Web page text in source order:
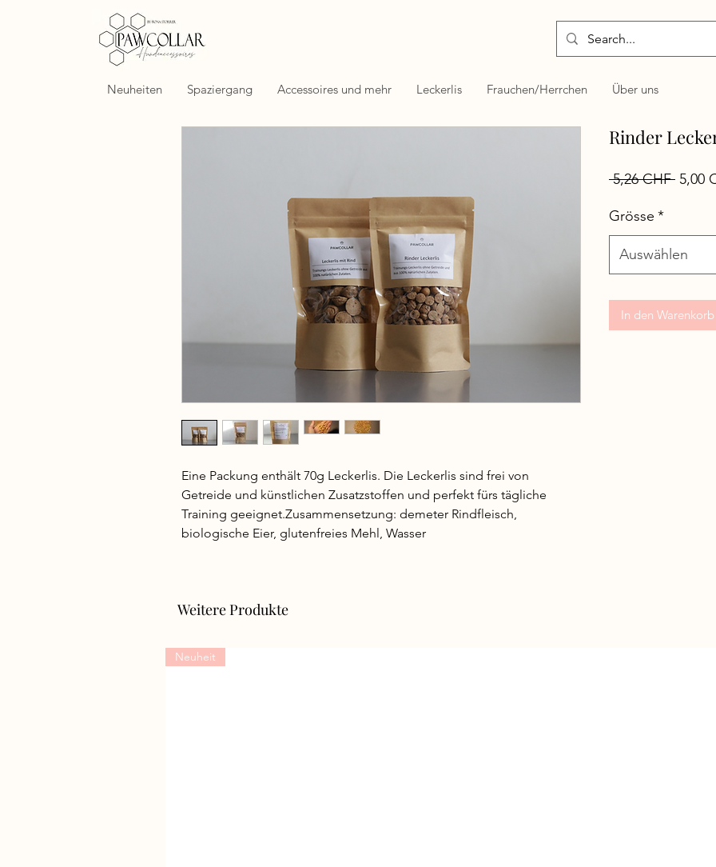
Neuheiten Spaziergang Accessoires und mehr Leckerlis Frauchen/Herrchen Über uns
Eine Packung enthält 70g Leckerlis. Die Leckerlis sind frei von
Getreide und künstlichen Zusatzstoffen und perfekt fürs tägliche
Training geeignet.Zusammensetzung: demeter Rindfleisch,
biologische Eier, glutenfreies Mehl, Wasser
Rinder
5,26 CHF 5,00
Grösse *
Auswählen
In den Warenkorb
Weitere Produkte
Neuheit